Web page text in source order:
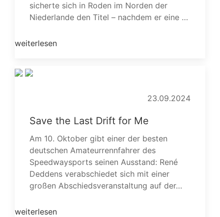
sicherte sich in Roden im Norden der
Niederlande den Titel – nachdem er eine …
weiterlesen
23.09.2024
Save the Last Drift for Me
Am 10. Oktober gibt einer der besten
deutschen Amateurrennfahrer des
Speedwaysports seinen Ausstand: René
Deddens verabschiedet sich mit einer
großen Abschiedsveranstaltung auf der…
weiterlesen